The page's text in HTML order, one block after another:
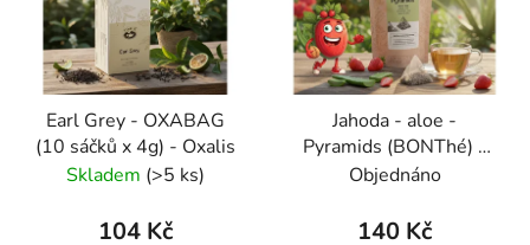
Earl Grey - OXABAG
(10 sáčků x 4g) - Oxalis
Skladem (>5 ks)
104 Kč
Jahoda - aloe -
Pyramids (BONThé) -
Oxalis
Objednáno
140 Kč